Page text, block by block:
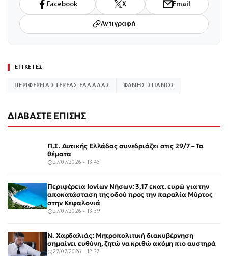
Facebook X Email
Αντιγραφή
ΕΤΙΚΕΤΕΣ
ΠΕΡΙΦΕΡΕΙΑ ΣΤΕΡΕΑΣ ΕΛΛΑΔΑΣ ΦΑΝΗΣ ΣΠΑΝΟΣ
ΔΙΑΒΑΣΤΕ ΕΠΙΣΗΣ
Π.Σ. Δυτικής Ελλάδας συνεδριάζει στις 29/7 – Τα
θέματα
27/07/2026 - 13:45
Περιφέρεια Ιονίων Νήσων: 3,17 εκατ. ευρώ για την
αποκατάσταση της οδού προς την παραλία Μύρτος
στην Κεφαλονιά
27/07/2026 - 13:39
Ν. Χαρδαλιάς: Μητροπολιτική διακυβέρνηση
σημαίνει ευθύνη, ζητώ να κριθώ ακόμη πιο αυστηρά
27/07/2026 - 12:37